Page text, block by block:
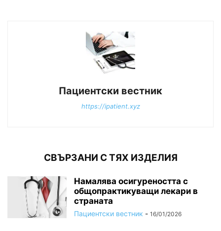
Пациентски вестник
https://ipatient.xyz
СВЪРЗАНИ С ТЯХ ИЗДЕЛИЯ
Намалява осигуреността с
общопрактикуващи лекари в
страната
Пациентски вестник - 16/01/2026